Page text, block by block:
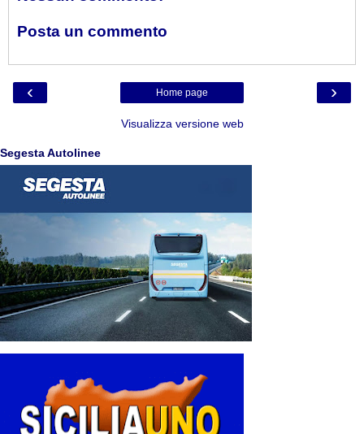
Posta un commento
‹ ›
Home page
Visualizza versione web
Segesta Autolinee